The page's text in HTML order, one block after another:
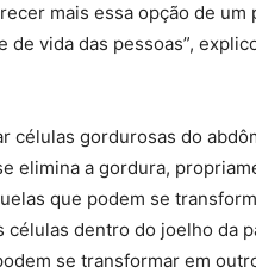
mais essa opção de
de vida das pessoas”,
células gordurosas do
elimina a gordura,
que podem se
células dentro do joelho da
se transformar em